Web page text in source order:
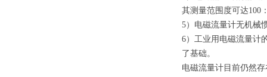
其测量范围度可达100
5）电磁流量计无机械
6）工业用电磁流量计
了基础。
电磁流量计目前仍然